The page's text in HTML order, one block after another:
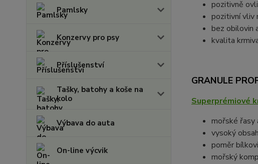
Pamlsky
Konzervy pro psy
Příslušenství
Tašky, batohy a koše na
kolo
Výbava do auta
On-line výcvik
pozitivně
pozitivní vliv
bez obilovin
kvalita
GRANULE
Superprémiové
mořské řasy
vysoký
poměr
mořský